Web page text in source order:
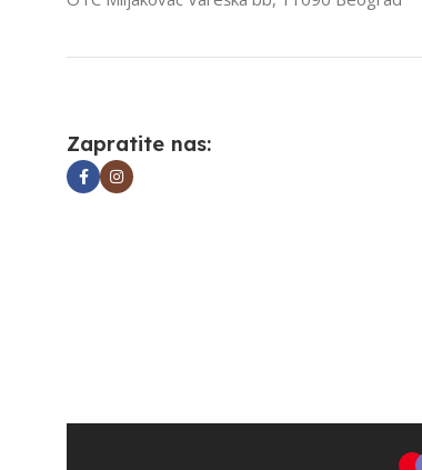
4000 K
Zapratite nas: